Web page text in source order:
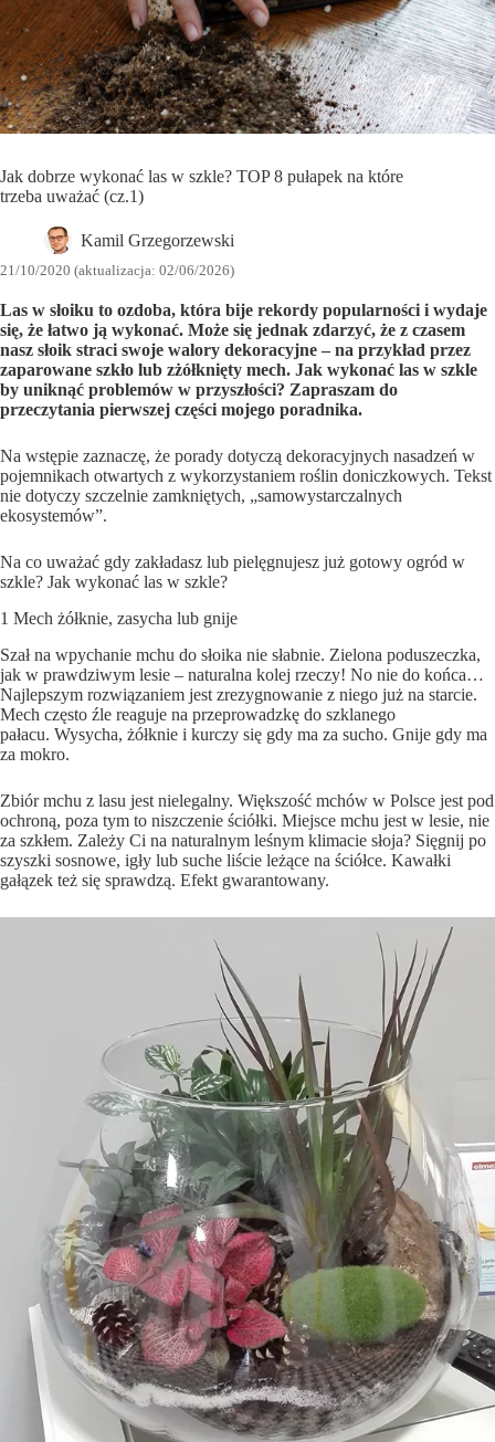
Jak dobrze wykonać las w szkle? TOP 8 pułapek na które
trzeba uważać (cz.1)
Kamil Grzegorzewski
21/10/2020 (aktualizacja: 02/06/2026)
Las w słoiku to ozdoba, która bije rekordy popularności i wydaje
się, że łatwo ją wykonać. Może się jednak zdarzyć, że z czasem
nasz słoik straci swoje walory dekoracyjne – na przykład przez
zaparowane szkło lub zżółknięty mech. Jak wykonać las w szkle
by uniknąć problemów w przyszłości? Zapraszam do
przeczytania pierwszej części mojego poradnika.
Na wstępie zaznaczę, że porady dotyczą dekoracyjnych nasadzeń w
pojemnikach otwartych z wykorzystaniem roślin doniczkowych. Tekst
nie dotyczy szczelnie zamkniętych, „samowystarczalnych
ekosystemów”.
Na co uważać gdy zakładasz lub pielęgnujesz już gotowy ogród w
szkle? Jak wykonać las w szkle?
1 Mech żółknie, zasycha lub gnije
Szał na wpychanie mchu do słoika nie słabnie. Zielona poduszeczka,
jak w prawdziwym lesie – naturalna kolej rzeczy! No nie do końca…
Najlepszym rozwiązaniem jest zrezygnowanie z niego już na starcie.
Mech często źle reaguje na przeprowadzkę do szklanego
pałacu. Wysycha, żółknie i kurczy się gdy ma za sucho. Gnije gdy ma
za mokro.
Zbiór mchu z lasu jest nielegalny. Większość mchów w Polsce jest pod
ochroną, poza tym to niszczenie ściółki. Miejsce mchu jest w lesie, nie
za szkłem. Zależy Ci na naturalnym leśnym klimacie słoja? Sięgnij po
szyszki sosnowe, igły lub suche liście leżące na ściółce. Kawałki
gałązek też się sprawdzą. Efekt gwarantowany.